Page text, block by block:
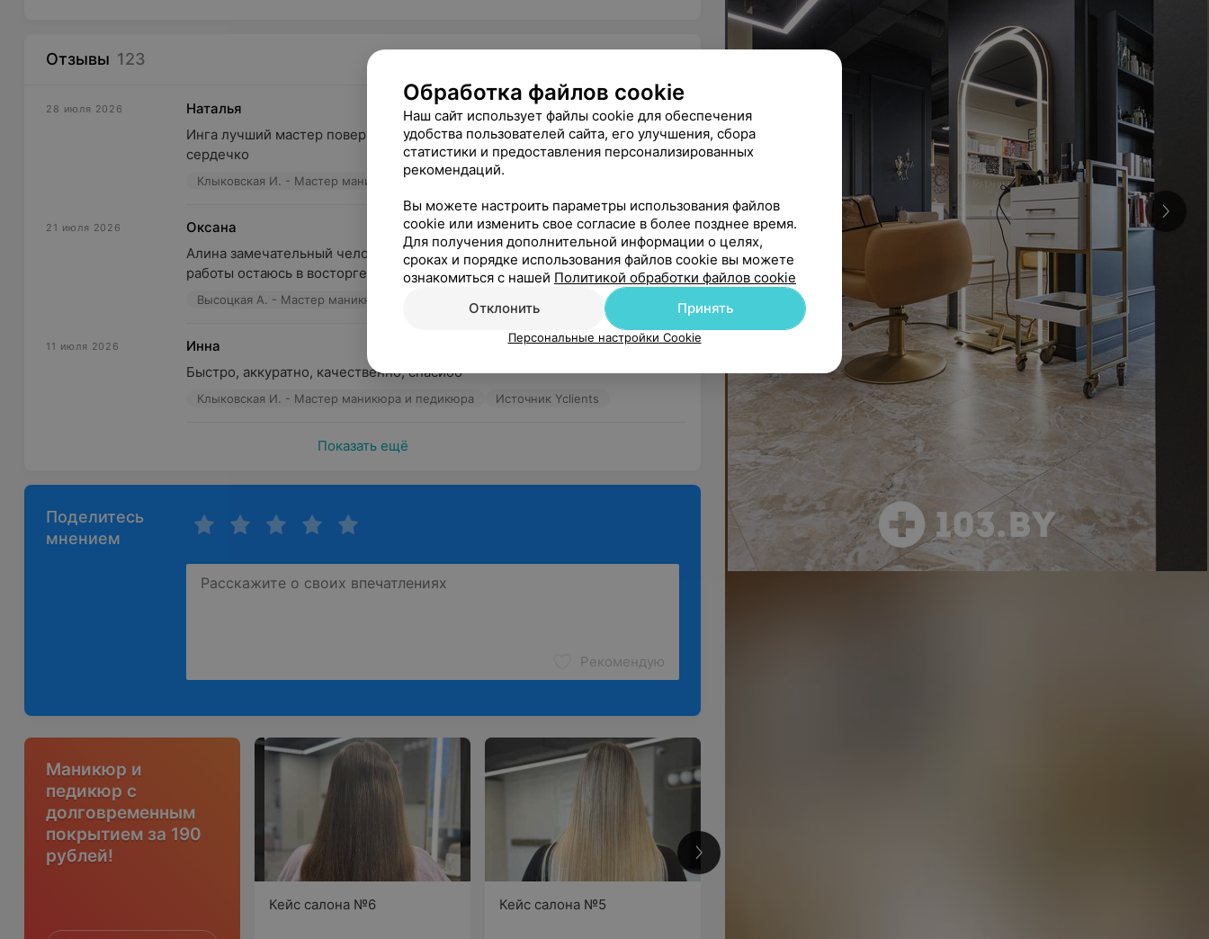
Отзывы 123
28 июля 2026
Наталья
Инга лучший мастер поверьте даю голову на отсечение ,она покорит ваше
сердечко
Клыковская И. - Мастер маникюра и педикюра
21 июля 2026
Оксана
Алина замечательный человек и замечательный мастер! Всегда после еë
работы остаюсь в восторге!
Высоцкая А. - Мастер маникюра и педикюра
11 июля 2026
Инна
Быстро, аккуратно, качественно, спасибо
Клыковская И. - Мастер маникюра и педикюра Источник Yclients
Показать ещё
Поделитесь
мнением
Рекомендую
Маникюр и
педикюр с
долговременным
покрытием за 190
рублей!
Кейс салона №6 Кейс салона №5
Обработка файлов cookie
Наш сайт использует файлы cookie для обеспечения
удобства пользователей сайта, его улучшения, сбора
статистики и предоставления персонализированных
рекомендаций.
Вы можете настроить параметры использования файлов
cookie или изменить свое согласие в более позднее время.
Для получения дополнительной информации о целях,
сроках и порядке использования файлов cookie вы можете
ознакомиться с нашей Политикой обработки файлов cookie
Отклонить
Принять
Персональные настройки Cookie